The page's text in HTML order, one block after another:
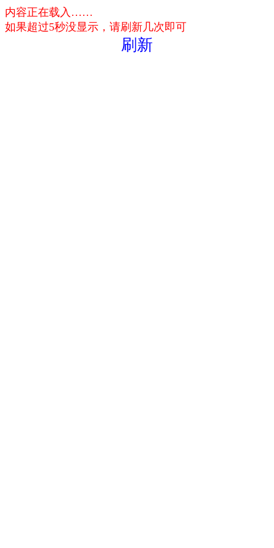
内容正在载入……
如果超过5秒没显示，请刷新几次即可
刷新